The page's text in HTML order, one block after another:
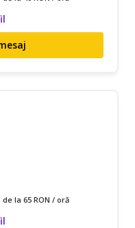
de la 65 RON / oră